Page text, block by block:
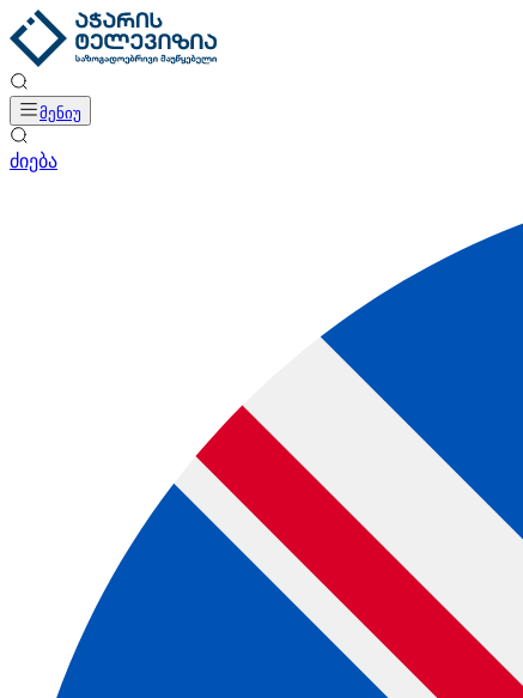
მენიუ
ძიება